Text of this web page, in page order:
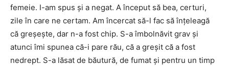
femeie. I-am spus și a negat. A început să bea, certuri,
zile în care ne certam. Am încercat să-l fac să înțeleagă
că greșește, dar n-a fost chip. S-a îmbolnăvit grav și
atunci îmi spunea că-i pare rău, că a greșit că a fost
nedrept. S-a lăsat de băutură, de fumat și pentru un timp